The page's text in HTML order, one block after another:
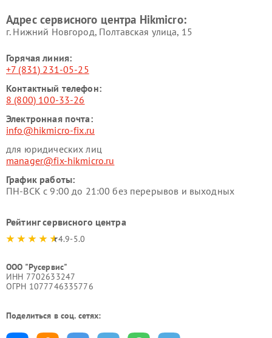
Адрес сервисного центра Hikmicro:
г. Нижний Новгород, Полтавская улица, 15
Горячая линия:
+7 (831) 231-05-25
Контактный телефон:
8 (800) 100-33-26
Электронная почта:
info@hikmicro-fix.ru
для юридических лиц
manager@fix-hikmicro.ru
График работы:
ПН-ВСК с 9:00 до 21:00 без перерывов и выходных
Рейтинг сервисного центра
4.9-5.0
ООО "Русервис"
ИНН 7702633247
ОГРН 1077746335776
Поделиться в соц. сетях: